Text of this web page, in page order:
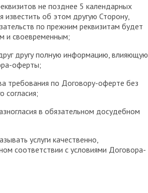
не позднее 5 календарных
известить об этом другую Сторону,
по прежним реквизитам будет
и своевременным;
другу полную информацию, влияющую
оферты;
требования по Договору-оферте без
согласия;
в обязательном досудебном
услуги качественно,
соответствии с условиями Договора-